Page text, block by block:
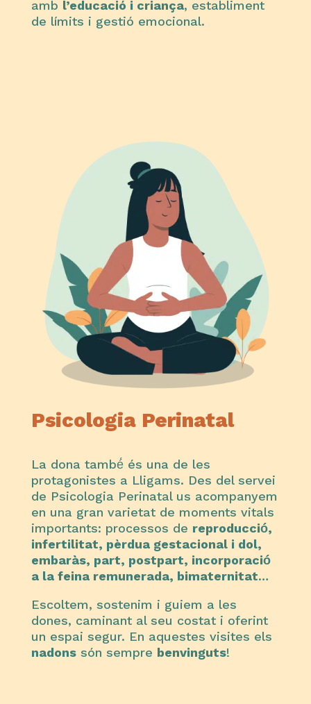
amb l’educació i criança, establiment
de límits i gestió emocional.
Psicologia Perinatal
La dona també́ és una de les
protagonistes a Lligams. Des del servei
de Psicologia Perinatal us acompanyem
en una gran varietat de moments vitals
importants: processos de reproducció́,
infertilitat, pèrdua gestacional i dol,
embaràs, part, postpart, incorporació́
a la feina remunerada, bimaternitat…
Escoltem, sostenim i guiem a les
dones, caminant al seu costat i oferint
un espai segur. En aquestes visites els
nadonssón sempre benvinguts!